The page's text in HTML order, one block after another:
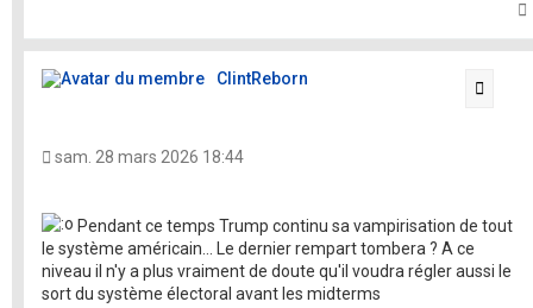
ClintReborn
sam. 28 mars 2026 18:44
Pendant ce temps Trump continu sa vampirisation de tout
le système américain... Le dernier rempart tombera ? A ce
niveau il n'y a plus vraiment de doute qu'il voudra régler aussi le
sort du système électoral avant les midterms